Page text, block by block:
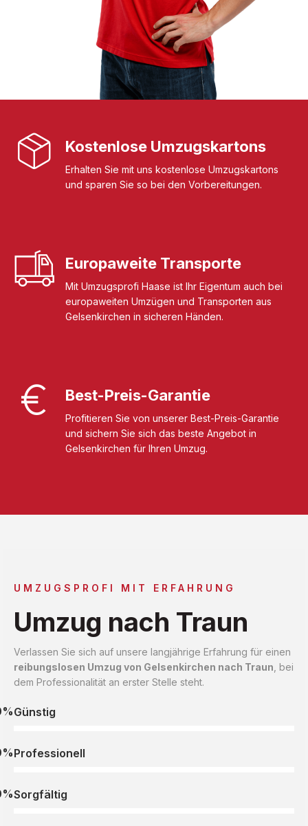
Kostenlose Umzugskartons
Erhalten Sie mit uns kostenlose Umzugskartons
und sparen Sie so bei den Vorbereitungen.
Europaweite Transporte
Mit Umzugsprofi Haase ist Ihr Eigentum auch bei
europaweiten Umzügen und Transporten aus
Gelsenkirchen in sicheren Händen.
Best-Preis-Garantie
Profitieren Sie von unserer Best-Preis-Garantie
und sichern Sie sich das beste Angebot in
Gelsenkirchen für Ihren Umzug.
UMZUGSPROFI MIT ERFAHRUNG
Umzug nach Traun
Verlassen Sie sich auf unsere langjährige Erfahrung für einen
reibungslosen Umzug von Gelsenkirchen nach Traun , bei
dem Professionalität an erster Stelle steht.
Günstig
Professionell
Sorgfältig